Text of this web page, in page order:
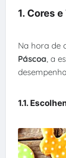
1. Cores
Na hora de
Páscoa , a
1.1.